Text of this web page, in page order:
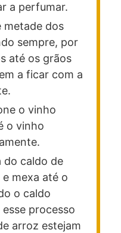
a perfumar.
metade dos
sempre, por
até os grãos
a ficar com a
o vinho
o vinho
do caldo de
mexa até o
o caldo
processo
arroz estejam